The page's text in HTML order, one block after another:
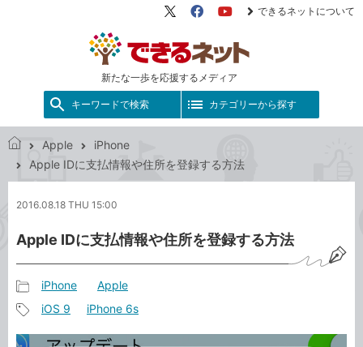
新たな一歩を応援するメディア
X（旧
FacebookYouTube
できるネットについて
キーワードで検索 カテゴリーから探す
で
ネ
ト
Apple
iPhone
Apple IDに支払情報や住所を登録する方法
2016.08.18 THU 15:00
Apple IDに支払情報や住所を登録する方法
事
カ
iPhone Apple
iOS 9 iPhone 6s